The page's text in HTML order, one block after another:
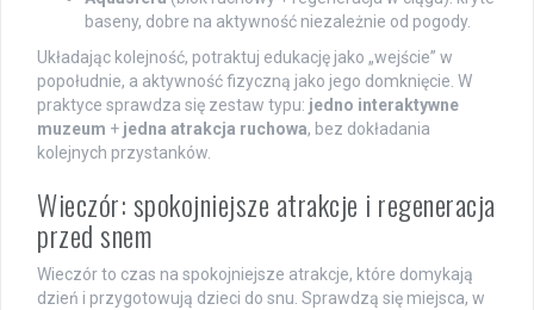
baseny, dobre na aktywność niezależnie od pogody.
Układając kolejność, potraktuj edukację jako „wejście” w
popołudnie, a aktywność fizyczną jako jego domknięcie. W
praktyce sprawdza się zestaw typu: jedno interaktywne
muzeum + jedna atrakcja ruchowa, bez dokładania
kolejnych przystanków.
Wieczór: spokojniejsze atrakcje i regeneracja
przed snem
Wieczór to czas na spokojniejsze atrakcje, które domykają
dzień i przygotowują dzieci do snu. Sprawdzą się miejsca, w